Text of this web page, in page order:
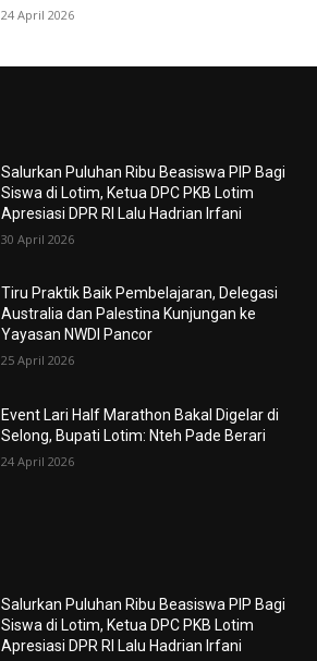
24 April 2026
Salurkan Puluhan Ribu Beasiswa PIP Bagi
Siswa di Lotim, Ketua DPC PKB Lotim
Apresiasi DPR RI Lalu Hadrian Irfani
30 April 2026
Tiru Praktik Baik Pembelajaran, Delegasi
Australia dan Palestina Kunjungan ke
Yayasan NWDI Pancor
25 April 2026
Event Lari Half Marathon Bakal Digelar di
Selong, Bupati Lotim: Nteh Pade Berari
24 April 2026
Salurkan Puluhan Ribu Beasiswa PIP Bagi
Siswa di Lotim, Ketua DPC PKB Lotim
Apresiasi DPR RI Lalu Hadrian Irfani